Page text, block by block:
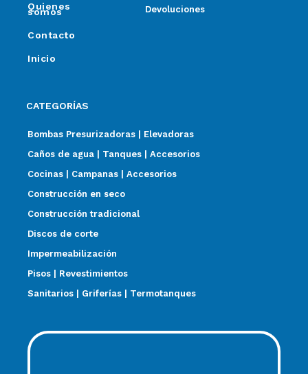
Quienes
somos
Contacto
Inicio
Devoluciones
CATEGORÍAS
Bombas Presurizadoras | Elevadoras
Caños de agua | Tanques | Accesorios
Cocinas | Campanas | Accesorios
Construcción en seco
Construcción tradicional
Discos de corte
Impermeabilización
Pisos | Revestimientos
Sanitarios | Griferías | Termotanques